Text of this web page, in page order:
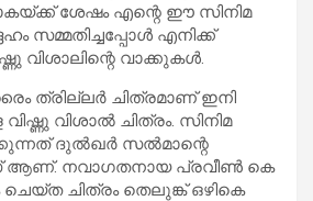
ശേഷം എന്റെ ഈ സിനിമ
സമ്മതിച്ചപ്പോൾ എനിക്ക്
വിശാലിന്റെ വാക്കുകൾ.
ത്രില്ലർ ചിത്രമാണ് ഇനി
വിശാൽ ചിത്രം. സിനിമ
ദുൽഖർ സൽമാന്റെ
ആണ്. നവാഗതനായ പ്രവീൺ കെ
ചെയ്ത ചിത്രം തെലുങ്ക് ഒഴികെ